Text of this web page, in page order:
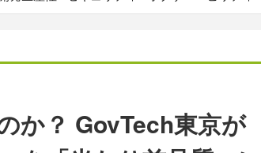
か？ GovTech東京が